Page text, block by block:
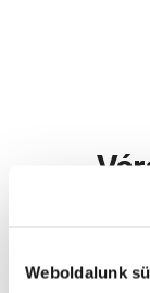
Weboldalunk